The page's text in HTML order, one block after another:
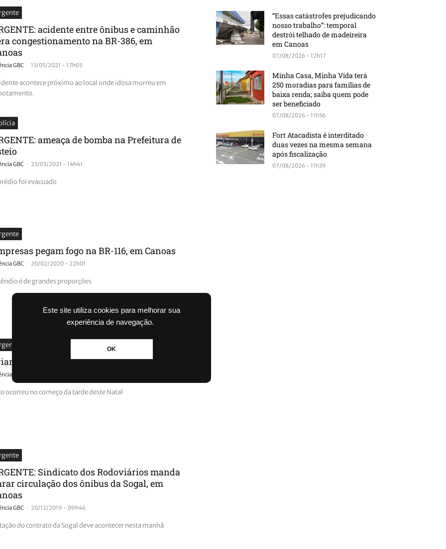
Este site utiliza cookies para melhorar sua
experiência de navegação.
OK
acidente entre ônibus e caminhão
congestionamento na BR-386, em
GBC - 13/05/2021 - 17h03
acontece próximo ao local onde idosa morreu em
ameaça de bomba na Prefeitura de
GBC - 23/03/2021 - 14h41
foi evacuado
pegam fogo na BR-116, em Canoas
GBC - 20/02/2020 - 22h01
é de grandes proporções
de seis anos some no Rio Caí
GBC
ocorreu no começo da tarde deste Natal
Sindicato dos Rodoviários manda
circulação dos ônibus da Sogal, em
GBC - 20/12/2019 - 09h46
do contrato da Sogal deve acontecer nesta manhã
“Essas catástrofes prejudicando
nosso trabalho”: temporal
destrói telhado de madeireira
em Canoas
07/08/2026 - 12h17
Minha Casa, Minha Vida terá
250 moradias para famílias de
baixa renda; saiba quem pode
ser beneficiado
07/08/2026 - 11h56
Fort Atacadista é interditado
duas vezes na mesma semana
após fiscalização
07/08/2026 - 11h39